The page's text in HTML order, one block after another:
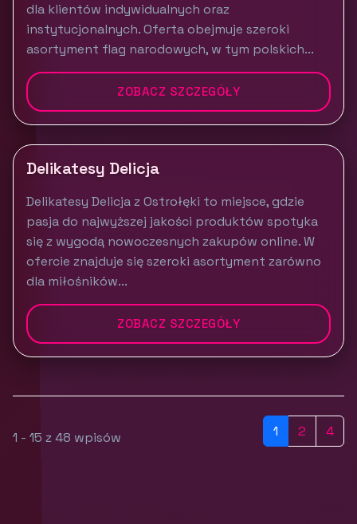
dla klientów indywidualnych oraz
instytucjonalnych. Oferta obejmuje szeroki
asortyment flag narodowych, w tym polskich...
ZOBACZ SZCZEGÓŁY
Delikatesy Delicja
Delikatesy Delicja z Ostrołęki to miejsce, gdzie
pasja do najwyższej jakości produktów spotyka
się z wygodą nowoczesnych zakupów online. W
ofercie znajduje się szeroki asortyment zarówno
dla miłośników...
ZOBACZ SZCZEGÓŁY
1 - 15 z 48 wpisów 1 2 4